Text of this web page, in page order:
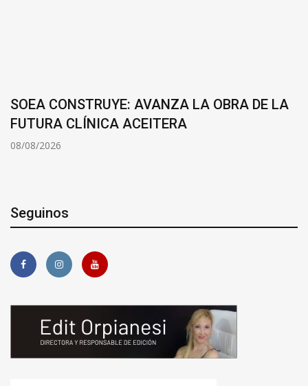
SOEA CONSTRUYE: AVANZA LA OBRA DE LA
FUTURA CLÍNICA ACEITERA
08/08/2026
Seguinos